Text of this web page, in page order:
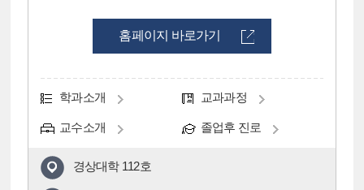
홈페이지 바로가기
학과소개 교과과정
교수소개 졸업후 진로
경상대학 112호